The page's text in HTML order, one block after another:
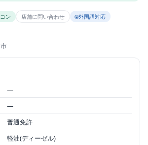
ン 店舗に問い合わせ 🌐外国語対応
—
—
普通免許
軽油(ディーゼル)